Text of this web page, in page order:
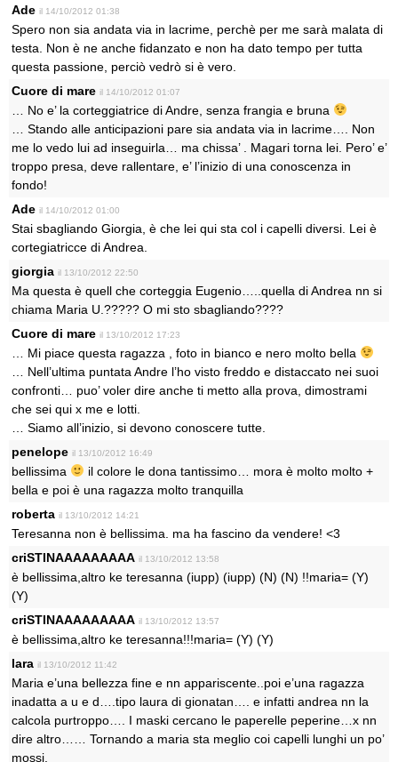
Ade il 14/10/2012 01:38
Spero non sia andata via in lacrime, perchè per me sarà malata di
testa. Non è ne anche fidanzato e non ha dato tempo per tutta
questa passione, perciò vedrò si è vero.
Cuore di mare il 14/10/2012 01:07
… No e’ la corteggiatrice di Andre, senza frangia e bruna
… Stando alle anticipazioni pare sia andata via in lacrime…. Non
me lo vedo lui ad inseguirla… ma chissa’ . Magari torna lei. Pero’ e’
troppo presa, deve rallentare, e’ l’inizio di una conoscenza in
fondo!
Ade il 14/10/2012 01:00
Stai sbagliando Giorgia, è che lei qui sta col i capelli diversi. Lei è
cortegiatricce di Andrea.
giorgia il 13/10/2012 22:50
Ma questa è quell che corteggia Eugenio…..quella di Andrea nn si
chiama Maria U.????? O mi sto sbagliando????
Cuore di mare il 13/10/2012 17:23
… Mi piace questa ragazza , foto in bianco e nero molto bella
… Nell’ultima puntata Andre l’ho visto freddo e distaccato nei suoi
confronti… puo’ voler dire anche ti metto alla prova, dimostrami
che sei qui x me e lotti.
… Siamo all’inizio, si devono conoscere tutte.
penelope il 13/10/2012 16:49
bellissima
il colore le dona tantissimo… mora è molto molto +
bella e poi è una ragazza molto tranquilla
roberta il 13/10/2012 14:21
Teresanna non è bellissima. ma ha fascino da vendere! <3
criSTINAAAAAAAAA il 13/10/2012 13:58
è bellissima,altro ke teresanna (iupp) (iupp) (N) (N) !!maria= (Y)
(Y)
criSTINAAAAAAAAA il 13/10/2012 13:57
è bellissima,altro ke teresanna!!!maria= (Y) (Y)
lara il 13/10/2012 11:42
Maria e’una bellezza fine e nn appariscente..poi e’una ragazza
inadatta a u e d….tipo laura di gionatan…. e infatti andrea nn la
calcola purtroppo…. I maski cercano le paperelle peperine…x nn
dire altro…… Tornando a maria sta meglio coi capelli lunghi un po’
mossi.